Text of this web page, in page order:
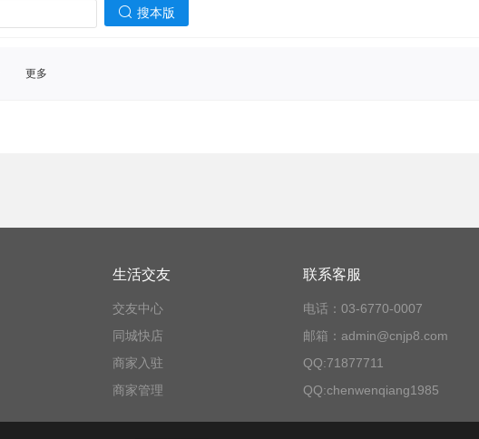
搜本版
更多
生活交友
交友中心
同城快店
商家入驻
商家管理
联系客服
电话：03-6770-0007
邮箱：admin@cnjp8.com
QQ:71877711
QQ:chenwenqiang1985